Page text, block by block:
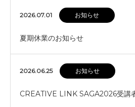
2026.07.01 お知らせ
夏期休業のお知らせ
2026.06.25 お知らせ
CREATIVE LINK SAGA2026受講